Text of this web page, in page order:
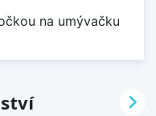
na umývačku
